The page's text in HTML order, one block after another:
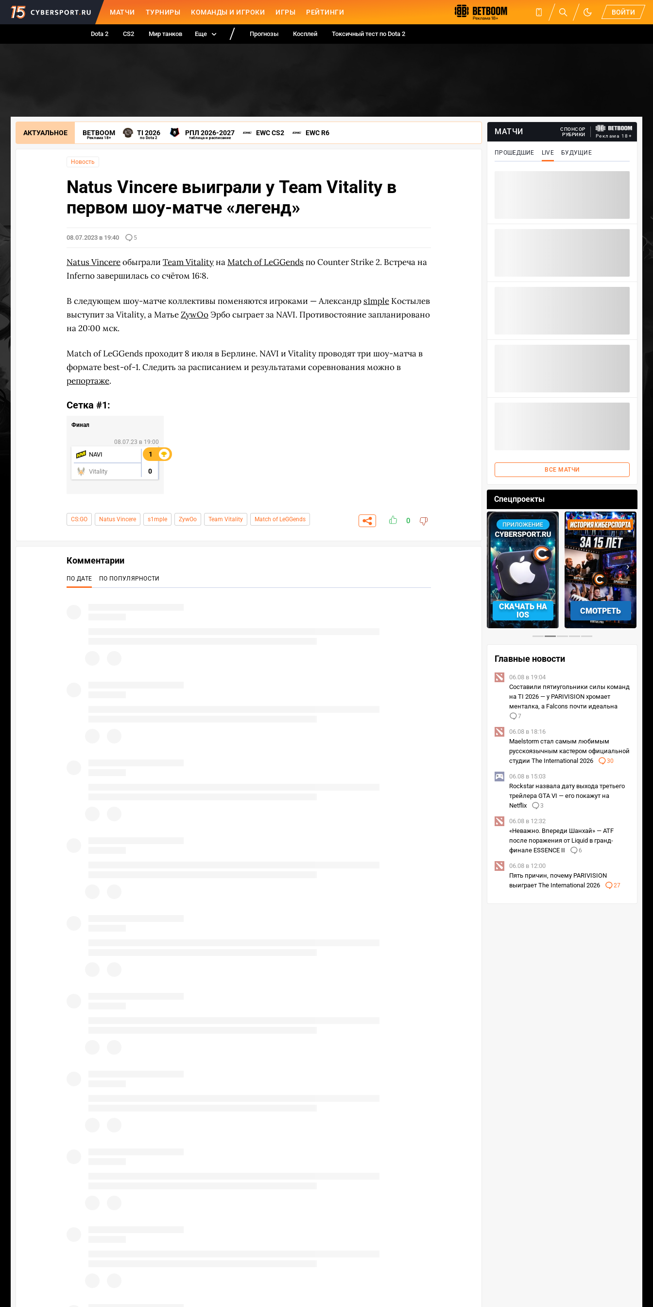
МАТЧИ ТУРНИРЫ КОМАНДЫ И ИГРОКИ ИГРЫ РЕЙТИНГИ ВОЙТИ
Dota 2 CS2 Мир танков Еще Прогнозы Косплей Токсичный тест по Dota 2
АКТУАЛЬНОЕ BETBOOM
Реклама 18+
TI 2026
по Dota 2
РПЛ 2026-2027
таблица и расписание
EWC CS2 EWC R6
Новость
Natus Vincere выиграли у Team Vitality в
первом шоу-матче «легенд»
08.07.2023 в 19:40 5
Natus Vincereобыграли Team VitalityнаMatch of LeGGendsпо Counter Strike 2. Встреча на
Inferno завершилась со счётом 16:8.
В следующем шоу-матче коллективы поменяются игроками — Александр s1mple Костылев
выступит за Vitality, а МатьеZywOoЭрбо сыграет за NAVI. Противостояние запланировано
на 20:00 мск.
Match of LeGGends проходит 8 июля в Берлине. NAVI и Vitality проводят три шоу-матча в
формате best-of-1. Следить за расписанием и результатами соревнования можно в
репортаже.
Сетка #1:
Финал
08.07.23 в 19:00
NAVI 1
1
Vitality 0
CS:GO Natus Vincere s1mple ZywOo Team Vitality Match of LeGGends 0
МАТЧИ
СПОНСОР
РУБРИКИ
Реклама 18+
ПРОШЕДШИЕ LIVE БУДУЩИЕ
ВСЕ МАТЧИ
Спецпроекты
СКАЧАТЬ НА
IOS
СМОТРЕТЬ
‹ ›
Главные новости
06.08 в 19:04
Составили пятиугольники силы команд
на TI 2026 — у PARIVISION хромает
менталка, а Falcons почти идеальна
7
06.08 в 18:16
Maelstorm стал самым любимым
русскоязычным кастером официальной
студии The International 2026
30
06.08 в 15:03
Rockstar назвала дату выхода третьего
трейлера GTA VI — его покажут на
Netflix
3
06.08 в 12:32
«Неважно. Впереди Шанхай» — ATF
после поражения от Liquid в гранд-
финале ESSENCE II
6
06.08 в 12:00
Пять причин, почему PARIVISION
выиграет The International 2026
27
Комментарии
ПО ДАТЕ ПО ПОПУЛЯРНОСТИ